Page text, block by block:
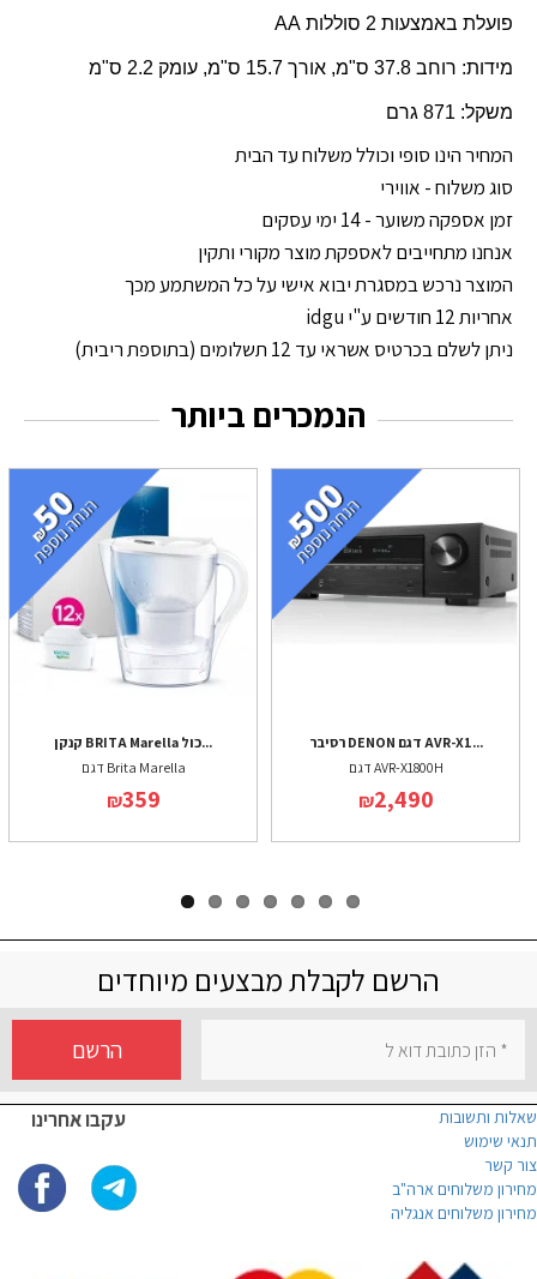
פועלת באמצעות 2 סוללות AA
מידות: רוחב 37.8 ס"מ, אורך 15.7 ס"מ, עומק 2.2 ס"מ
משקל: 871 גרם
המחיר הינו סופי וכולל משלוח עד הבית
סוג משלוח - אווירי
זמן אספקה משוער - 14 ימי עסקים
אנחנו מתחייבים לאספקת מוצר מקורי ותקין
המוצר נרכש במסגרת יבוא אישי על כל המשתמע מכך
אחריות 12 חודשים ע"י idgu
ניתן לשלם בכרטיס אשראי עד 12 תשלומים (בתוספת ריבית)
הנמכרים ביותר
קנקן BRITA Marella כול...
דגם Brita Marella
₪359
רסיבר DENON דגם AVR-X1...
דגם AVR-X1800H
₪2,490
הרשם לקבלת מבצעים מיוחדים
הרשם
עקבו אחרינו
שאלות ותשובות
תנאי שימוש
צור קשר
מחירון משלוחים ארה"ב
מחירון משלוחים אנגליה